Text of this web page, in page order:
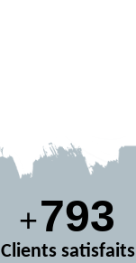
+886
Clients satisfaits